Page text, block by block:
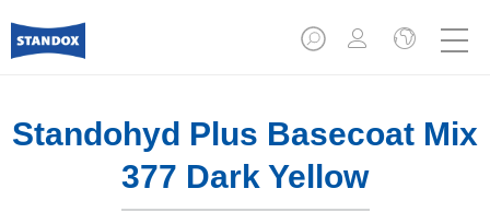
Standohyd Plus Basecoat Mix
377 Dark Yellow